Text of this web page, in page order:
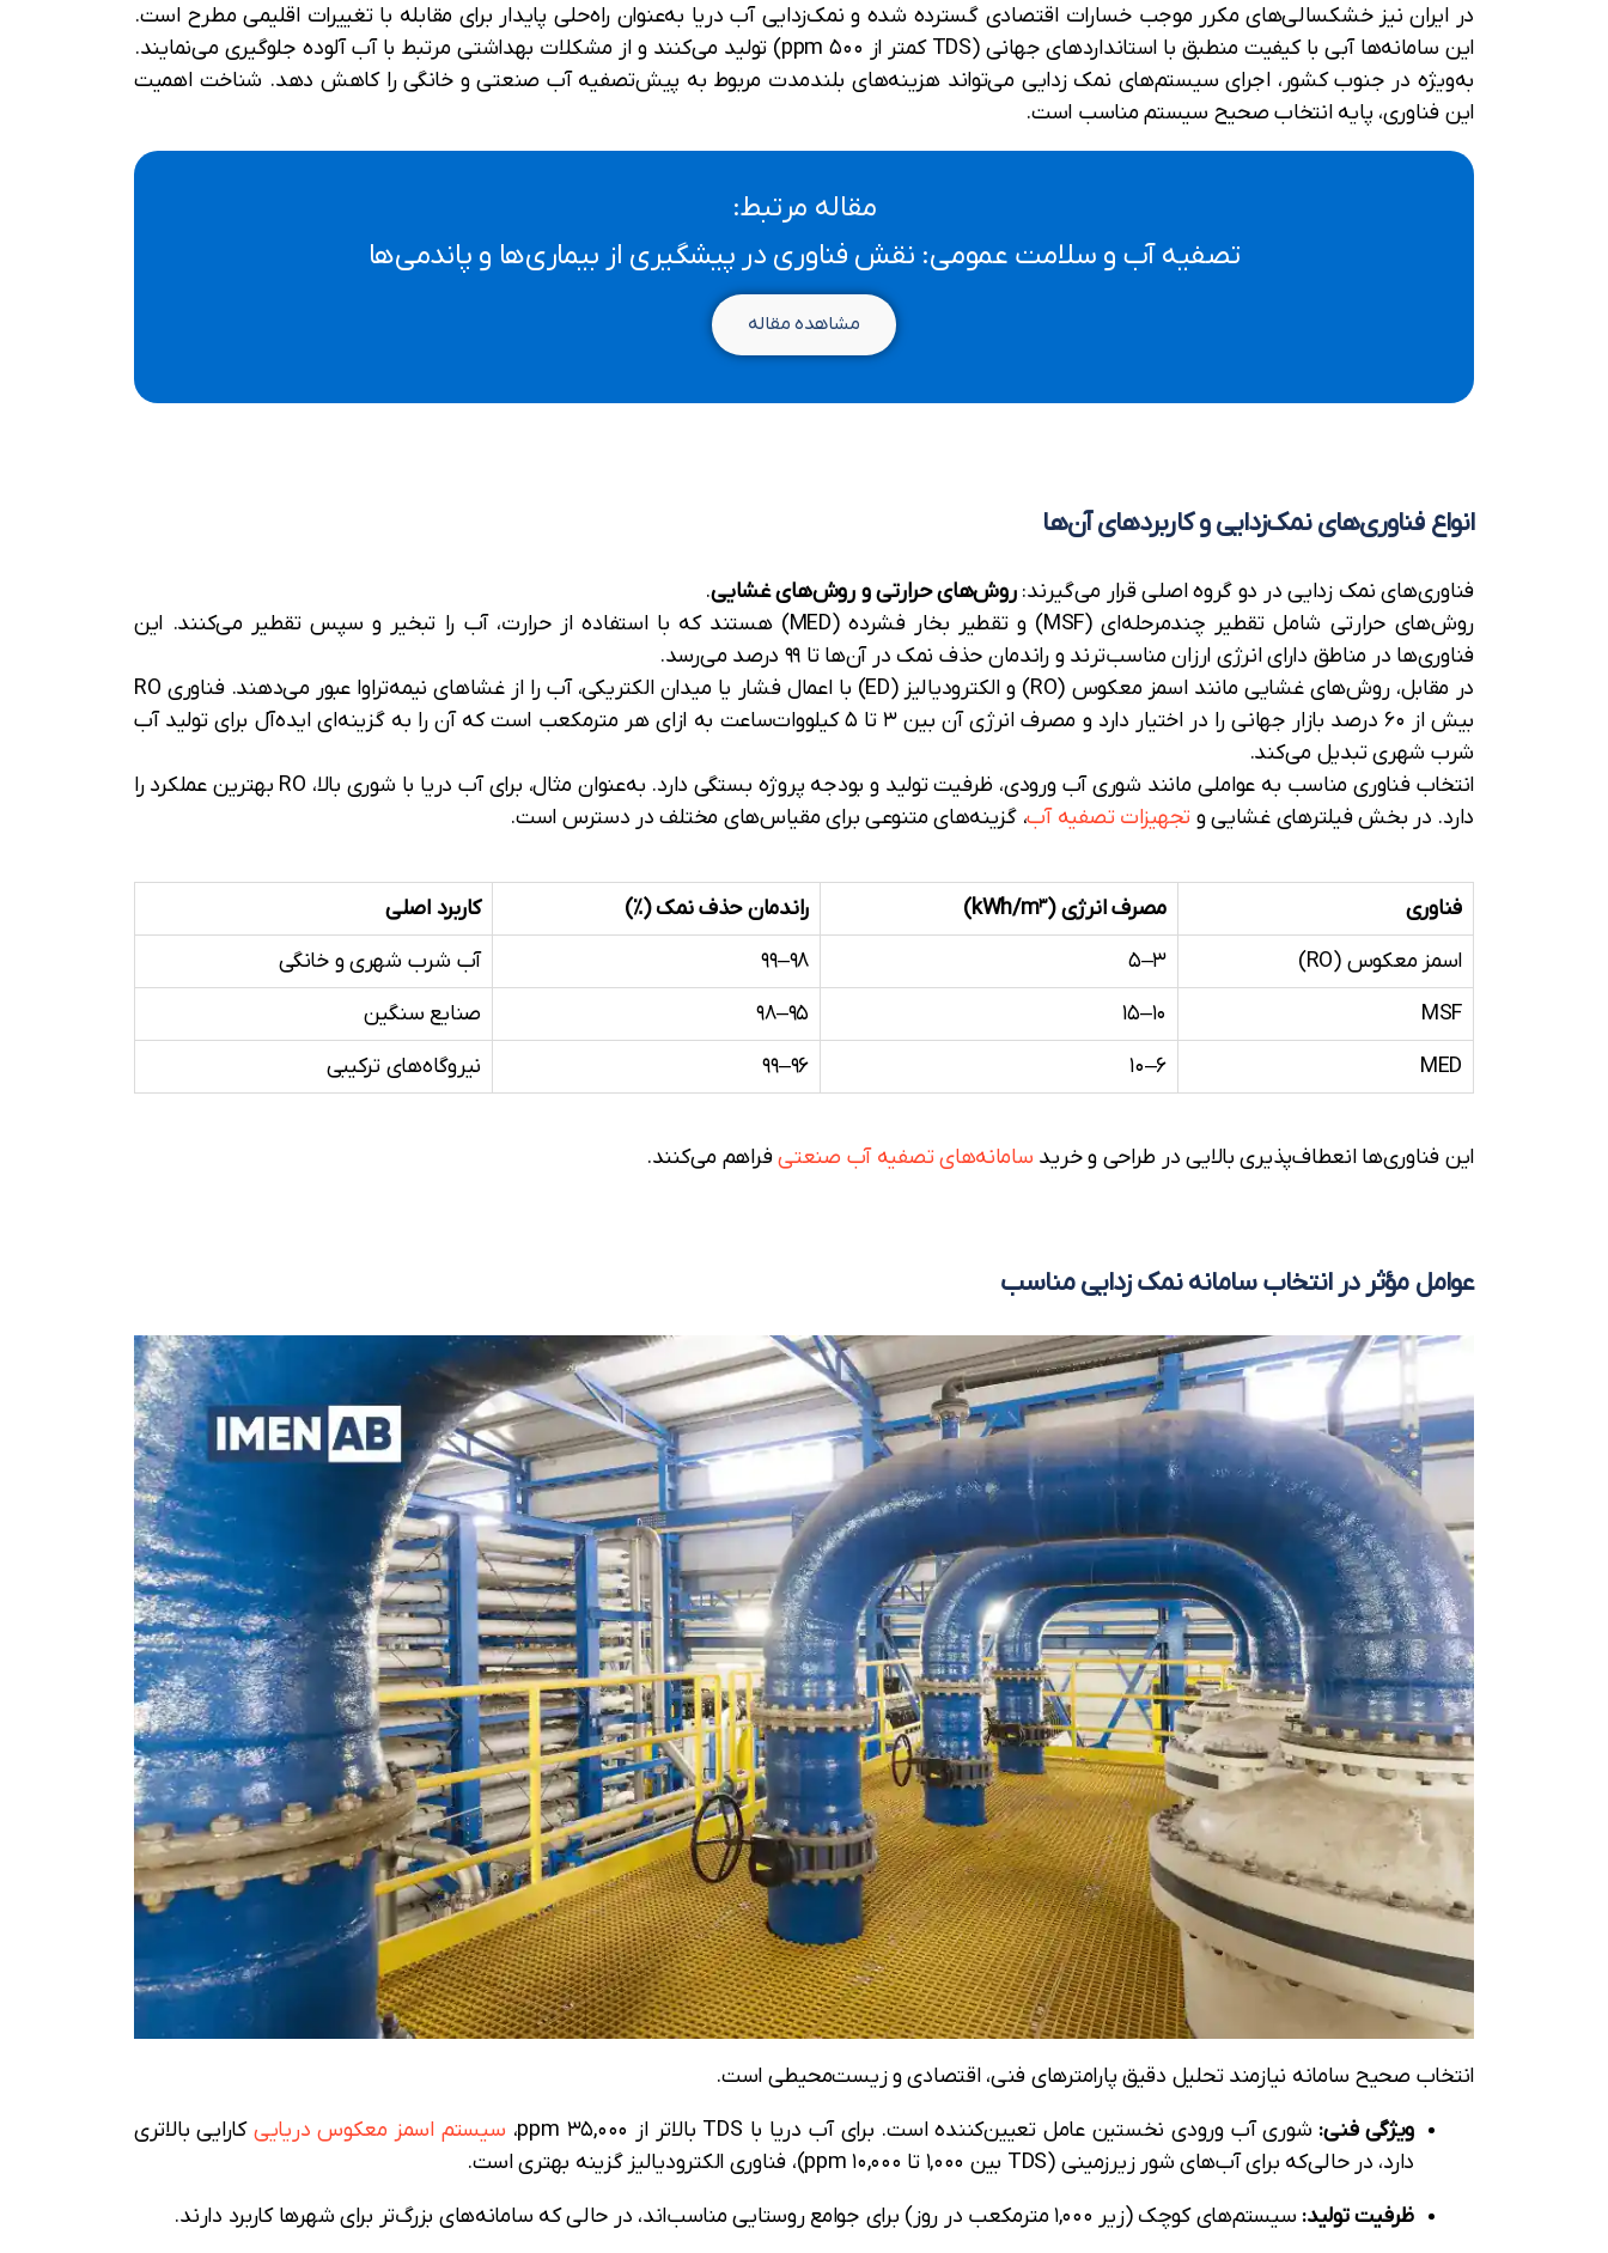
در ایران نیز خشکسالی‌های مکرر موجب خسارات اقتصادی گسترده شده و نمک‌زدایی آب دریا به‌عنوان راه‌حلی پایدار برای مقابله با تغییرات اقلیمی مطرح است.
این سامانه‌ها آبی با کیفیت منطبق با استانداردهای جهانی (TDS کمتر از ۵۰۰ ppm) تولید می‌کنند و از مشکلات بهداشتی مرتبط با آب آلوده جلوگیری می‌نمایند.
به‌ویژه در جنوب کشور، اجرای سیستم‌های نمک زدایی می‌تواند هزینه‌های بلندمدت مربوط به پیش‌تصفیه آب صنعتی و خانگی را کاهش دهد. شناخت اهمیت
این فناوری، پایه انتخاب صحیح سیستم مناسب است.
مقاله مرتبط:
تصفیه آب و سلامت عمومی: نقش فناوری در پیشگیری از بیماری‌ها و پاندمی‌ها
مشاهده مقاله
انواع فناوری‌های نمک‌زدایی و کاربردهای آن‌ها
فناوری‌های نمک زدایی در دو گروه اصلی قرار می‌گیرند:روش‌های حرارتی و روش‌های غشایی.
روش‌های حرارتی شامل تقطیر چندمرحله‌ای (MSF) و تقطیر بخار فشرده (MED) هستند که با استفاده از حرارت، آب را تبخیر و سپس تقطیر می‌کنند. این
فناوری‌ها در مناطق دارای انرژی ارزان مناسب‌ترند و راندمان حذف نمک در آن‌ها تا ۹۹ درصد می‌رسد.
در مقابل، روش‌های غشایی مانند اسمز معکوس (RO) و الکترودیالیز (ED) با اعمال فشار یا میدان الکتریکی، آب را از غشاهای نیمه‌تراوا عبور می‌دهند. فناوری RO
بیش از ۶۰ درصد بازار جهانی را در اختیار دارد و مصرف انرژی آن بین ۳ تا ۵ کیلووات‌ساعت به ازای هر مترمکعب است که آن را به گزینه‌ای ایده‌آل برای تولید آب
شرب شهری تبدیل می‌کند.
انتخاب فناوری مناسب به عواملی مانند شوری آب ورودی، ظرفیت تولید و بودجه پروژه بستگی دارد. به‌عنوان مثال، برای آب دریا با شوری بالا، RO بهترین عملکرد را
دارد. در بخش فیلترهای غشایی و تجهیزات تصفیه آب، گزینه‌های متنوعی برای مقیاس‌های مختلف در دسترس است.
فناوری مصرف انرژی (kWh/m³) راندمان حذف نمک (%)
کاربرد اصلی
اسمز معکوس (RO)
۳–۵ ۹۸–۹۹
آب شرب شهری و خانگی
MSF
۱۰–۱۵ ۹۵–۹۸
صنایع سنگین
MED
۶–۱۰ ۹۶–۹۹ نیروگاه‌های ترکیبی
این فناوری‌ها انعطاف‌پذیری بالایی در طراحی و خرید سامانه‌های تصفیه آب صنعتیفراهم می‌کنند.
عوامل مؤثر در انتخاب سامانه نمک زدایی مناسب
انتخاب صحیح سامانه نیازمند تحلیل دقیق پارامترهای فنی، اقتصادی و زیست‌محیطی است.
ویژگی فنی: شوری آب ورودی نخستین عامل تعیین‌کننده است. برای آب دریا با TDS بالاتر از ۳۵,۰۰۰ ppm، سیستم اسمز معکوس دریایی کارایی بالاتری
دارد، در حالی‌که برای آب‌های شور زیرزمینی (TDS بین ۱,۰۰۰ تا ۱۰,۰۰۰ ppm)، فناوری الکترودیالیز گزینه بهتری است.
ظرفیت تولید: سیستم‌های کوچک (زیر ۱,۰۰۰ مترمکعب در روز) برای جوامع روستایی مناسب‌اند، در حالی که سامانه‌های بزرگ‌تر برای شهرها کاربرد دارند.